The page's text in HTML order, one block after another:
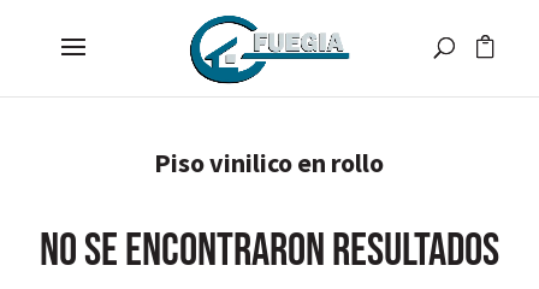
Piso vinilico en rollo
No se encontraron resultados